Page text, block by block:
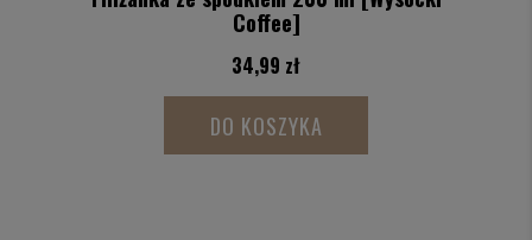
Coffee]
34,99 zł
DO KOSZYKA